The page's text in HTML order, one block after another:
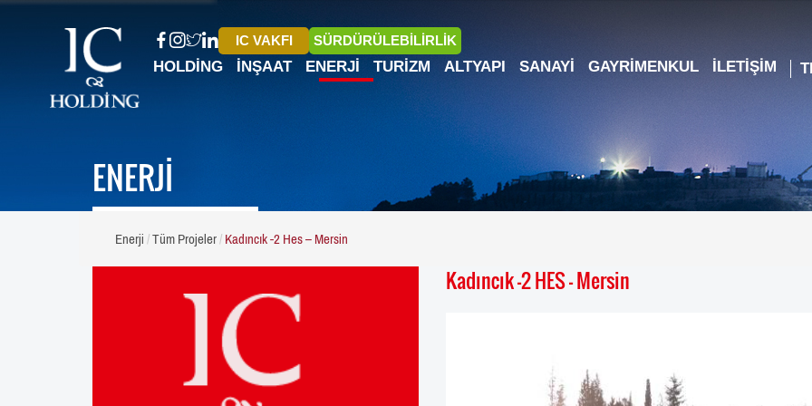
IC VAKFI SÜRDÜRÜLEBİLİRLİK
HOLDING İNŞAAT ENERJI TURIZM ALTYAPI SANAYI GAYRIMENKUL İLETIŞIM
ENERJİ
Enerji Tüm Projeler Kadıncık -2 Hes – Mersin
Kadıncık -2 HES – Mersin